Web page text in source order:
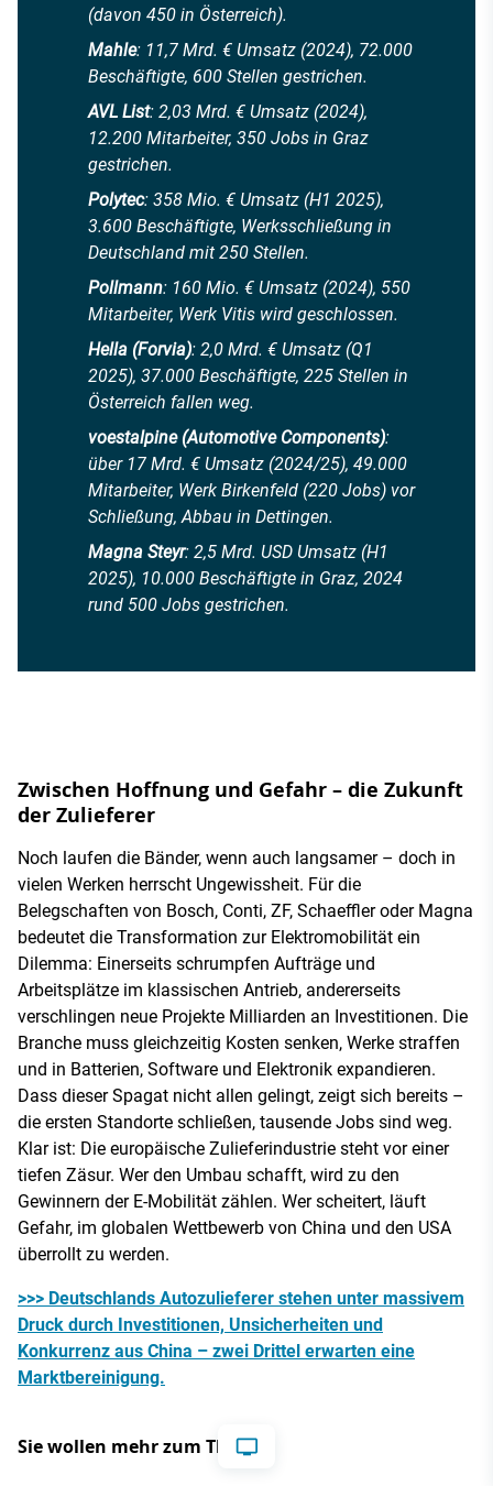
(davon 450 in Österreich).
Mahle: 11,7 Mrd. € Umsatz (2024), 72.000
Beschäftigte, 600 Stellen gestrichen.
AVL List: 2,03 Mrd. € Umsatz (2024),
12.200 Mitarbeiter, 350 Jobs in Graz
gestrichen.
Polytec: 358 Mio. € Umsatz (H1 2025),
3.600 Beschäftigte, Werksschließung in
Deutschland mit 250 Stellen.
Pollmann: 160 Mio. € Umsatz (2024), 550
Mitarbeiter, Werk Vitis wird geschlossen.
Hella (Forvia): 2,0 Mrd. € Umsatz (Q1
2025), 37.000 Beschäftigte, 225 Stellen in
Österreich fallen weg.
voestalpine (Automotive Components):
über 17 Mrd. € Umsatz (2024/25), 49.000
Mitarbeiter, Werk Birkenfeld (220 Jobs) vor
Schließung, Abbau in Dettingen.
Magna Steyr: 2,5 Mrd. USD Umsatz (H1
2025), 10.000 Beschäftigte in Graz, 2024
rund 500 Jobs gestrichen.
Zwischen Hoffnung und Gefahr – die Zukunft
der Zulieferer
Noch laufen die Bänder, wenn auch langsamer – doch in
vielen Werken herrscht Ungewissheit. Für die
Belegschaften von Bosch, Conti, ZF, Schaeffler oder Magna
bedeutet die Transformation zur Elektromobilität ein
Dilemma: Einerseits schrumpfen Aufträge und
Arbeitsplätze im klassischen Antrieb, andererseits
verschlingen neue Projekte Milliarden an Investitionen. Die
Branche muss gleichzeitig Kosten senken, Werke straffen
und in Batterien, Software und Elektronik expandieren.
Dass dieser Spagat nicht allen gelingt, zeigt sich bereits –
die ersten Standorte schließen, tausende Jobs sind weg.
Klar ist: Die europäische Zulieferindustrie steht vor einer
tiefen Zäsur. Wer den Umbau schafft, wird zu den
Gewinnern der E-Mobilität zählen. Wer scheitert, läuft
Gefahr, im globalen Wettbewerb von China und den USA
überrollt zu werden.
>>> Deutschlands Autozulieferer stehen unter massivem
Druck durch Investitionen, Unsicherheiten und
Konkurrenz aus China – zwei Drittel erwarten eine
Marktbereinigung.
Sie wollen mehr zum Thema?